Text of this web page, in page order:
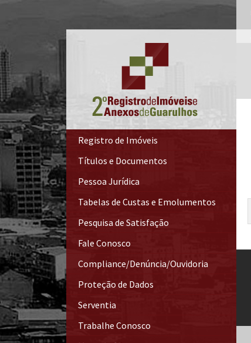
Registro de Imóveis
Títulos e Documentos
Pessoa Jurídica
Tabelas de Custas e Emolumentos
Pesquisa de Satisfação
Fale Conosco
Compliance/Denúncia/Ouvidoria
Proteção de Dados
Serventia
Trabalhe Conosco